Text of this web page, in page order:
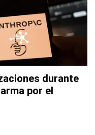
durante
por el